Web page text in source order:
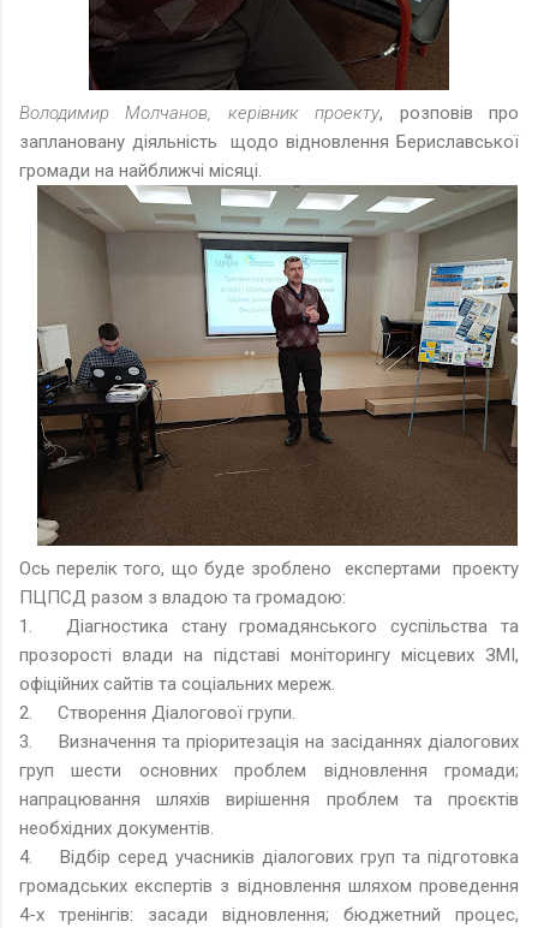
Володимир Молчанов, керівник проекту, розповів про
заплановану діяльність щодо відновлення Бериславської
громади на найближчі місяці.
Ось перелік того, що буде зроблено експертами проекту
ПЦПСД разом з владою та громадою:
1.
Діагностика стану громадянського суспільства та
прозорості влади на підставі моніторингу місцевих ЗМІ,
офіційних сайтів та соціальних мереж.
2.
Створення Діалогової групи.
3.
Визначення та пріоритезація на засіданнях діалогових
груп шести основних проблем відновлення громади;
напрацювання шляхів вирішення проблем та проєктів
необхідних документів.
4.
Відбір серед учасників діалогових груп та підготовка
громадських експертів з відновлення шляхом проведення
4-х тренінгів: засади відновлення; бюджетний процес,